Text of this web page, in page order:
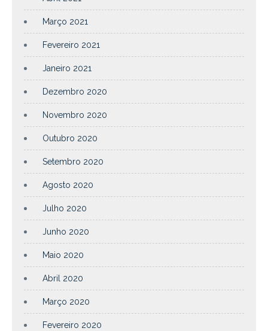
Março 2021
Fevereiro 2021
Janeiro 2021
Dezembro 2020
Novembro 2020
Outubro 2020
Setembro 2020
Agosto 2020
Julho 2020
Junho 2020
Maio 2020
Abril 2020
Março 2020
Fevereiro 2020